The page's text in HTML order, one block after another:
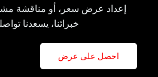
إعداد عرض سعر، أو مناقشة
خبرائنا، يسعدنا
احصل على عرض